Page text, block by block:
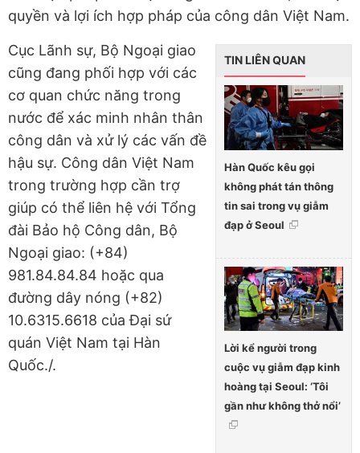
quyền và lợi ích hợp pháp của công dân Việt Nam.
TIN LIÊN QUAN
Hàn Quốc kêu gọi
không phát tán thông
tin sai trong vụ giẫm
đạp ở Seoul
Lời kể người trong
cuộc vụ giẫm đạp kinh
hoàng tại Seoul: ‘Tôi
gần như không thở nổi’
Cục Lãnh sự, Bộ Ngoại giao
cũng đang phối hợp với các
cơ quan chức năng trong
nước để xác minh nhân thân
công dân và xử lý các vấn đề
hậu sự. Công dân Việt Nam
trong trường hợp cần trợ
giúp có thể liên hệ với Tổng
đài Bảo hộ Công dân, Bộ
Ngoại giao: (+84)
981.84.84.84 hoặc qua
đường dây nóng (+82)
10.6315.6618 của Đại sứ
quán Việt Nam tại Hàn
Quốc./.